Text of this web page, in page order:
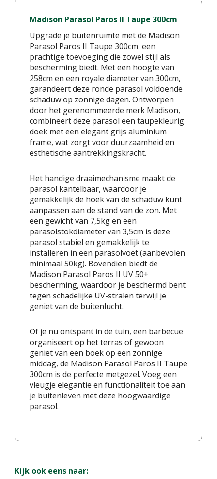
Madison Parasol Paros II Taupe 300cm
Upgrade je buitenruimte met de Madison
Parasol Paros II Taupe 300cm, een
prachtige toevoeging die zowel stijl als
bescherming biedt. Met een hoogte van
258cm en een royale diameter van 300cm,
garandeert deze ronde parasol voldoende
schaduw op zonnige dagen. Ontworpen
door het gerenommeerde merk Madison,
combineert deze parasol een taupekleurig
doek met een elegant grijs aluminium
frame, wat zorgt voor duurzaamheid en
esthetische aantrekkingskracht.
Het handige draaimechanisme maakt de
parasol kantelbaar, waardoor je
gemakkelijk de hoek van de schaduw kunt
aanpassen aan de stand van de zon. Met
een gewicht van 7,5kg en een
parasolstokdiameter van 3,5cm is deze
parasol stabiel en gemakkelijk te
installeren in een parasolvoet (aanbevolen
minimaal 50kg). Bovendien biedt de
Madison Parasol Paros II UV 50+
bescherming, waardoor je beschermd bent
tegen schadelijke UV-stralen terwijl je
geniet van de buitenlucht.
Of je nu ontspant in de tuin, een barbecue
organiseert op het terras of gewoon
geniet van een boek op een zonnige
middag, de Madison Parasol Paros II Taupe
300cm is de perfecte metgezel. Voeg een
vleugje elegantie en functionaliteit toe aan
je buitenleven met deze hoogwaardige
parasol.
Kijk ook eens naar: